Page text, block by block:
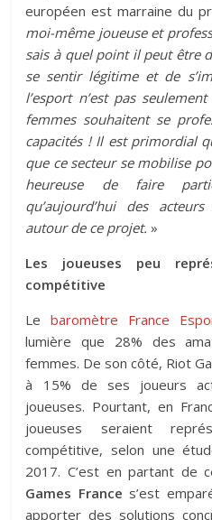
européen est marraine du
moi-même joueuse et
sais à quel point il peut être
se sentir légitime et de
l’esport n’est pas
femmes souhaitent se
capacités ! Il est primordial
que ce secteur se mobilise
heureuse de faire
qu’aujourd’hui des
autour de ce projet. »
Les joueuses peu
compétitive
Lebaromètre France
lumière que 28% des
femmes. De son côté, Riot
à 15% de ses joueurs
joueuses. Pourtant, en
joueuses seraient
compétitive, selon une
2017. C’est en partant de
Games France s’est
apporter des solutions